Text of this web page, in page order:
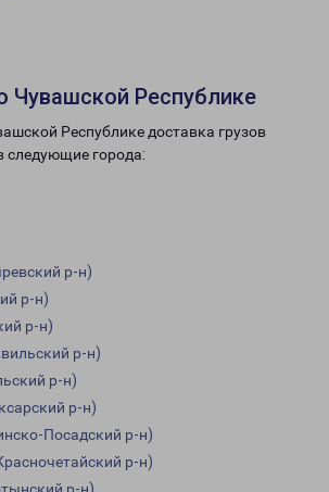
Чувашской Республике
Республике доставка грузов
следующие города:
р-н)
р-н)
р-н)
р-н)
р-н)
р-н)
Посадский р-н)
р-н)